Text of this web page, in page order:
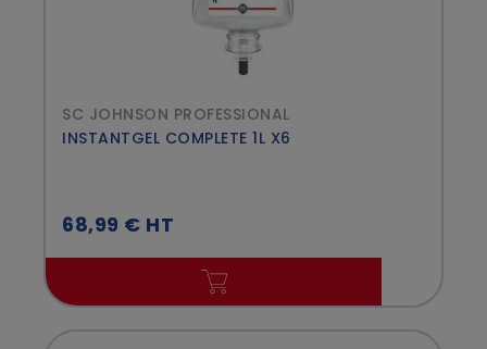
SC JOHNSON PROFESSIONAL
INSTANTGEL COMPLETE 1L X6
68,99 € HT